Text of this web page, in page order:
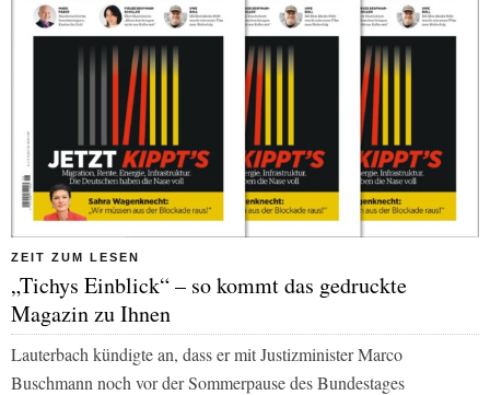
ZEIT ZUM LESEN
„Tichys Einblick“ – so kommt das gedruckte
Magazin zu Ihnen
Lauterbach kündigte an, dass er mit Justizminister Marco
Buschmann noch vor der Sommerpause des Bundestages